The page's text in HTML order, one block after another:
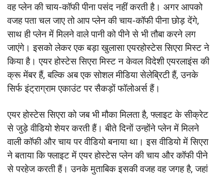
वह प्‍लेन की चाय-कॉफी पीना पसंद नहीं करती है। अगर आपको
वजह पता चल जाए तो आप प्‍लेन की चाय-कॉफी पीना छोड़ देंगे,
साथ ही प्‍लेन में मिलने वाले पानी को पीने से भी तौबा करने लग
जाएंगे। इसको लेकर एक बड़ा खुलासा एयरहोस्‍टेस सिएरा मिस्‍ट ने
किया है। एयर होस्‍टेस सिएरा मिस्‍ट न केवल विदेशी एयरलाइंस की
क्रू मेंबर हैं, बल्कि अब एक सोशल मीडिया सेलेब्रिटी हैं, उनके
सिर्फ इंट्राग्राम एकाउंट पर सैकड़ों फॉलोअर्स हैं।
एयर होस्‍टेस सिएरा को जब भी मौका मिलता है, फ्लाइट के सीक्रेट
से जुड़े वीडियो शेयर करती हैं। बीते दिनों उन्‍होंने प्‍लेन में मिलने
वाली कॉफी और चाय पर वीडियो बनाया था। इस वीडियो में सिएरा
ने बताया कि फ्लाइट में एयर होस्‍टेस प्‍लेन की चाय और कॉफी पीने
से परहेज करती हैं। उनके मुताबिक इसकी वजह वह जगह है, जहां